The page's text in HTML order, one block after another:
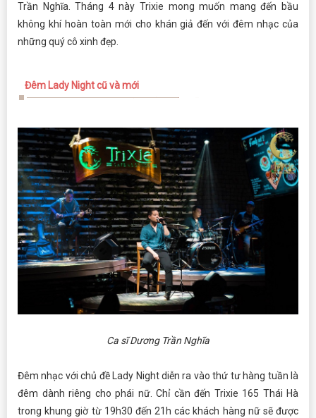
Trần Nghĩa. Tháng 4 này Trixie mong muốn mang đến bầu
không khí hoàn toàn mới cho khán giả đến với đêm nhạc của
những quý cô xinh đẹp.
Đêm Lady Night cũ và mới
Ca sĩ Dương Trần Nghĩa
Đêm nhạc với chủ đề Lady Night diễn ra vào thứ tư hàng tuần là
đêm dành riêng cho phái nữ. Chỉ cần đến Trixie 165 Thái Hà
trong khung giờ từ 19h30 đến 21h các khách hàng nữ sẽ được